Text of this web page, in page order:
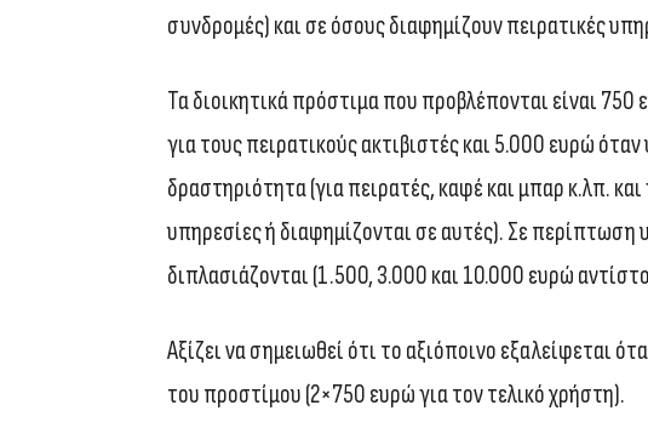
συνδρομές) και σε όσους διαφημίζουν πειρατικές
Τα διοικητικά πρόστιμα που προβλέπονται είναι
για τους πειρατικούς ακτιβιστές και 5.000 ευρώ
δραστηριότητα (για πειρατές, καφέ και μπαρ κ.λπ.
υπηρεσίες ή διαφημίζονται σε αυτές). Σε
διπλασιάζονται (1.500, 3.000 και 10.000 ευρώ
Αξίζει να σημειωθεί ότι το αξιόποινο εξαλείφεται
του προστίμου (2×750 ευρώ για τον τελικό χρήστη).